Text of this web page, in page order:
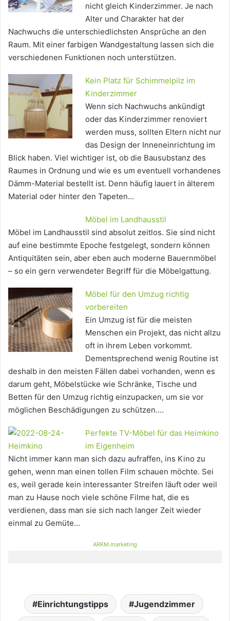
nicht gleich Kinderzimmer. Je nach
Alter und Charakter hat der
Nachwuchs die unterschiedlichsten Ansprüche an den
Raum. Mit einer farbigen Wandgestaltung lassen sich die
verschiedenen Funktionen noch unterstützen.
Kein Platz für Schimmelpilz im
Kinderzimmer
Wenn sich Nachwuchs ankündigt
oder das Kinderzimmer renoviert
werden muss, sollten Eltern nicht nur
das Design der Inneneinrichtung im
Blick haben. Viel wichtiger ist, ob die Bausubstanz des
Raumes in Ordnung und wie es um eventuell vorhandenes
Dämm-Material bestellt ist. Denn häufig lauert in älterem
Material oder hinter den Tapeten…
Möbel im Landhausstil
Möbel im Landhausstil sind absolut zeitlos. Sie sind nicht
auf eine bestimmte Epoche festgelegt, sondern können
Antiquitäten sein, aber eben auch moderne Bauernmöbel
– so ein gern verwendeter Begriff für die Möbelgattung.
Möbel für den Umzug richtig
vorbereiten
Ein Umzug ist für die meisten
Menschen ein Projekt, das nicht allzu
oft in ihrem Leben vorkommt.
Dementsprechend wenig Routine ist
deshalb in den meisten Fällen dabei vorhanden, wenn es
darum geht, Möbelstücke wie Schränke, Tische und
Betten für den Umzug richtig einzupacken, um sie vor
möglichen Beschädigungen zu schützen.…
Perfekte TV-Möbel für das Heimkino
im Eigenheim
Nicht immer kann man sich dazu aufraffen, ins Kino zu
gehen, wenn man einen tollen Film schauen möchte. Sei
es, weil gerade kein interessanter Streifen läuft oder weil
man zu Hause noch viele schöne Filme hat, die es
verdienen, dass man sie sich nach langer Zeit wieder
einmal zu Gemüte…
ARKM.marketing
Einrichtungstipps Jugendzimmer